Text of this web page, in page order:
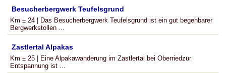
Besucherbergwerk Teufelsgrund
Km ± 24 | Das Besucherbergwerk Teufelsgrund ist ein gut begehbarer
Bergwerkstollen ...
Zastlertal Alpakas
Km ± 25 | Eine Alpakawanderung im Zastlertal bei Oberriedzur
Entspannung ist ...